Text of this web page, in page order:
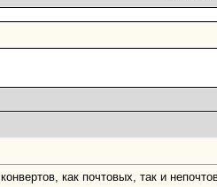
как почтовых, так и